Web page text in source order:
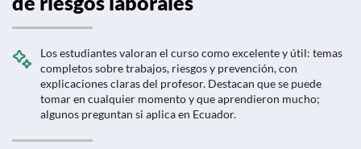
Los estudiantes valoran el curso como excelente y útil: temas
completos sobre trabajos, riesgos y prevención, con
explicaciones claras del profesor. Destacan que se puede
tomar en cualquier momento y que aprendieron mucho;
algunos preguntan si aplica en Ecuador.